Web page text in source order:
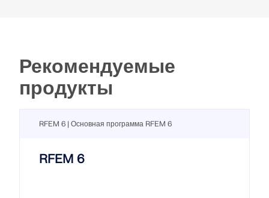
Рекомендуемые
продукты
RFEM 6 | Основная программа RFEM 6
RFEM 6